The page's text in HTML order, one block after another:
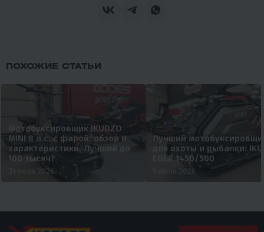
ПОХОЖИЕ СТАТЬИ
Мотобуксировщик IKUDZO
MINI 8 л.с. с фарой: обзор и
характеристики. Лучший до
100 тысяч?
31 июля 2026
Лучший
для охоты и рыбалки:
EGER 1450/500
9 июля 2026